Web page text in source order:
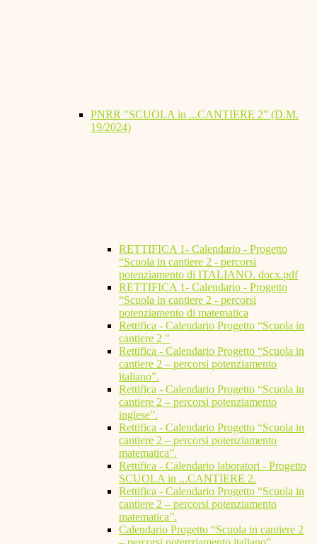
PNRR "SCUOLA in ...CANTIERE 2" (D.M.
19/2024)
RETTIFICA 1- Calendario - Progetto
“Scuola in cantiere 2 - percorsi
potenziamento di ITALIANO. docx.pdf
RETTIFICA 1- Calendario - Progetto
“Scuola in cantiere 2 - percorsi
potenziamento di matematica
Rettifica - Calendario Progetto “Scuola in
cantiere 2 "
Rettifica - Calendario Progetto “Scuola in
cantiere 2 – percorsi potenziamento
italiano”.
Rettifica - Calendario Progetto “Scuola in
cantiere 2 – percorsi potenziamento
inglese”.
Rettifica - Calendario Progetto “Scuola in
cantiere 2 – percorsi potenziamento
matematica”.
Rettifica - Calendario laboratori - Progetto
SCUOLA in ...CANTIERE 2.
Rettifica - Calendario Progetto “Scuola in
cantiere 2 – percorsi potenziamento
matematica”.
Calendario Progetto “Scuola in cantiere 2